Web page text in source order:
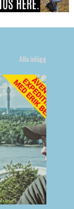
Alla inlägg